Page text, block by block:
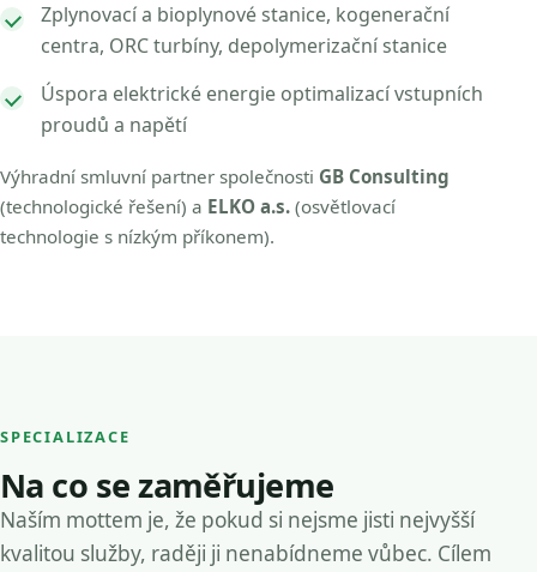
Zplynovací a bioplynové stanice, kogenerační
centra, ORC turbíny, depolymerizační stanice
Úspora elektrické energie optimalizací vstupních
proudů a napětí
Výhradní smluvní partner společnosti GB Consulting
(technologické řešení) a ELKO a.s. (osvětlovací
technologie s nízkým příkonem).
SPECIALIZACE
Na co se zaměřujeme
Naším mottem je, že pokud si nejsme jisti nejvyšší
kvalitou služby, raději ji nenabídneme vůbec. Cílem